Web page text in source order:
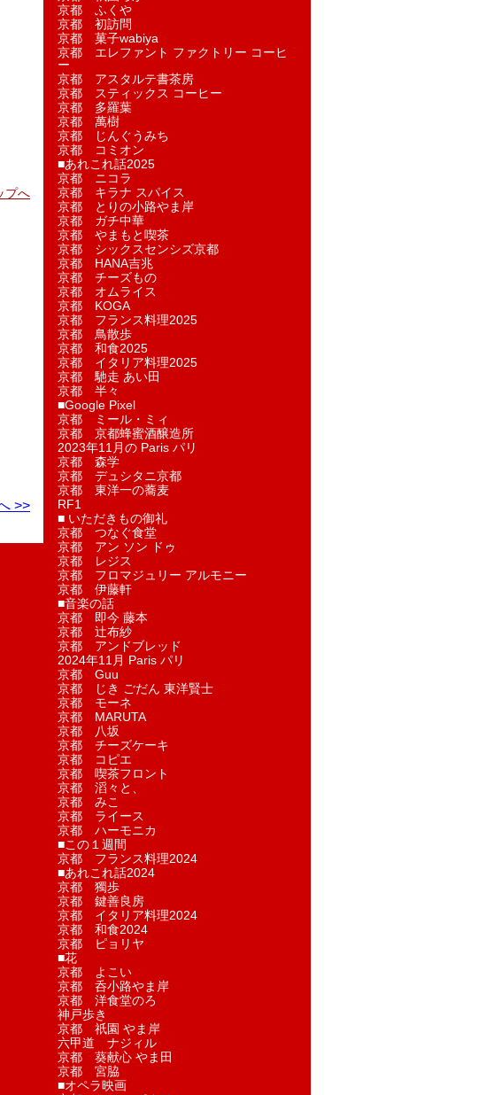
プへ
>>
京都 ふくや
京都 初訪問
京都 菓子wabiya
京都 エレファント ファクトリー コーヒ
ー
京都 アスタルテ書茶房
京都 スティックス コーヒー
京都 多羅葉
京都 萬樹
京都 じんぐうみち
京都 コミオン
■あれこれ話2025
京都 ニコラ
京都 キラナ スパイス
京都 とりの小路やま岸
京都 ガチ中華
京都 やまもと喫茶
京都 シックスセンシズ京都
京都 HANA吉兆
京都 チーズもの
京都 オムライス
京都 KOGA
京都 フランス料理2025
京都 鳥散歩
京都 和食2025
京都 イタリア料理2025
京都 馳走 あい田
京都 半々
■Google Pixel
京都 ミール・ミィ
京都 京都蜂蜜酒醸造所
2023年11月の Paris パリ
京都 森学
京都 デュシタニ京都
京都 東洋一の蕎麦
RF1
■ いただきもの御礼
京都 つなぐ食堂
京都 アン ソン ドゥ
京都 レジス
京都 フロマジュリー アルモニー
京都 伊藤軒
■音楽の話
京都 即今 藤本
京都 辻布紗
京都 アンドブレッド
2024年11月 Paris パリ
京都 Guu
京都 じき ごだん 東洋賢士
京都 モーネ
京都 MARUTA
京都 八坂
京都 チーズケーキ
京都 コピエ
京都 喫茶フロント
京都 滔々と、
京都 みこ
京都 ライース
京都 ハーモニカ
■この１週間
京都 フランス料理2024
■あれこれ話2024
京都 獨歩
京都 鍵善良房
京都 イタリア料理2024
京都 和食2024
京都 ピョリヤ
■花
京都 よこい
京都 呑小路やま岸
京都 洋食堂のろ
神戸歩き
京都 祇園 やま岸
六甲道 ナジィル
京都 葵献心 やま田
京都 宮脇
■オペラ映画